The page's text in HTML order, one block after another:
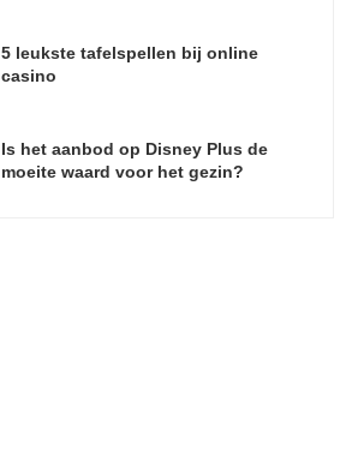
5 leukste tafelspellen bij online
casino
Is het aanbod op Disney Plus de
moeite waard voor het gezin?